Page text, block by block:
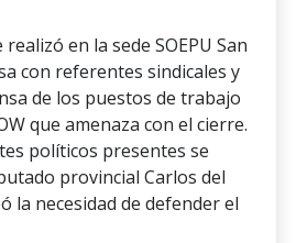
en la sede SOEPU San
con referentes sindicales y
de los puestos de trabajo
que amenaza con el cierre.
políticos presentes se
provincial Carlos del
la necesidad de defender el